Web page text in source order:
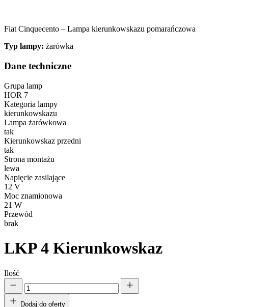
Fiat Cinquecento – Lampa kierunkowskazu pomarańczowa
Typ lampy: żarówka
Dane techniczne
Grupa lamp
HOR 7
Kategoria lampy
kierunkowskazu
Lampa żarówkowa
tak
Kierunkowskaz przedni
tak
Strona montażu
lewa
Napięcie zasilające
12 V
Moc znamionowa
21 W
Przewód
brak
LKP 4 Kierunkowskaz
Ilość
Dodaj do oferty
gromadząc i zgłaszając anonimowe informacje.